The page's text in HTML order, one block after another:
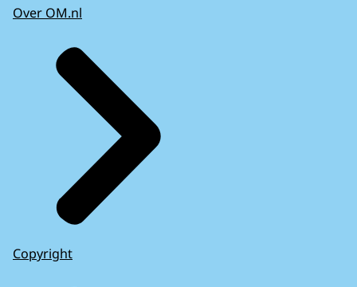
Over OM.nl
Copyright